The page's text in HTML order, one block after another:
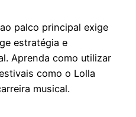
palco principal exige
estratégia e
Aprenda como utilizar
como o Lolla
musical.